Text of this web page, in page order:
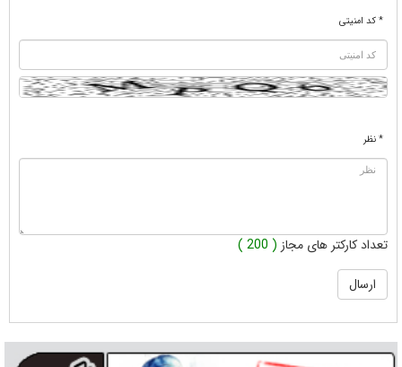
* کد امنیتی
* نظر
تعداد کارکتر های مجاز ( 200 )